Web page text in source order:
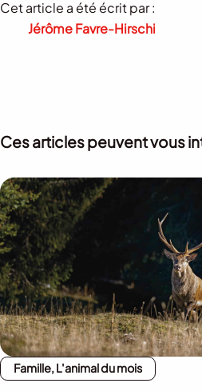
Cet article a été écrit par :
Jérôme Favre-Hirschi
Ces articles peuvent vous
Famille, L'animal du mois